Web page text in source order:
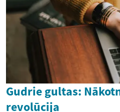
Gudrie gultas:
revolūcija